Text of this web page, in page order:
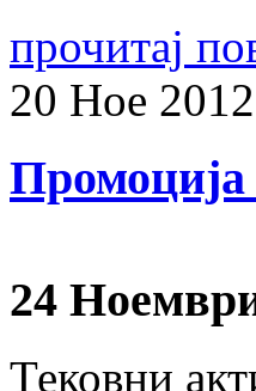
прочитај
20 Ное 2012
24
Тековни